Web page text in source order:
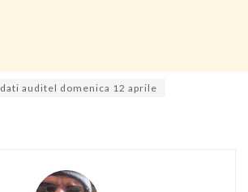
dati auditel domenica 12 aprile